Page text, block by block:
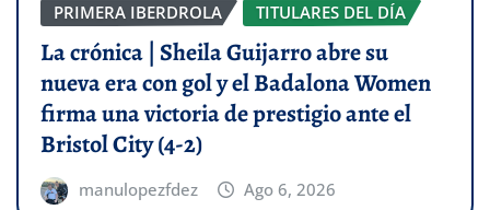
PRIMERA IBERDROLA
TITULARES DEL DÍA
La crónica | Sheila Guijarro abre su
nueva era con gol y el Badalona Women
firma una victoria de prestigio ante el
Bristol City (4-2)
manulopezfdez Ago 6, 2026